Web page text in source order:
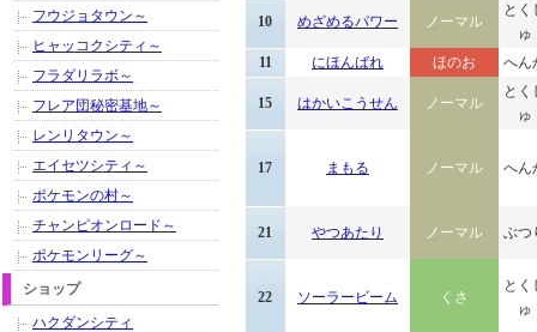
10 めざめるパワー ノーマル
とく
ゅ
11
にほんばれ ほのお へん
15 はかいこうせん ノーマル
とく
ゅ
17 まもる ノーマル へん
21 やつあたり ノーマル ぶつ
22 ソーラービーム くさ
とく
ゅ
フウジョタウン～
ヒャッコクシティ～
フラダリラボ～
フレア団秘密基地～
レンリタウン～
エイセツシティ～
ポケモンの村～
チャンピオンロード～
ポケモンリーグ～
ショップ
ハクダンシティ